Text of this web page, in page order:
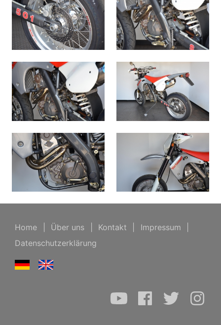
Home Über uns Kontakt Impressum
Datenschutzerklärung